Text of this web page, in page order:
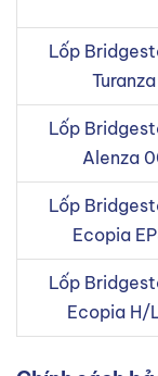
Lốp
Lốp
Alenza
Lốp
Ecopia
Lốp
Ecopia H/